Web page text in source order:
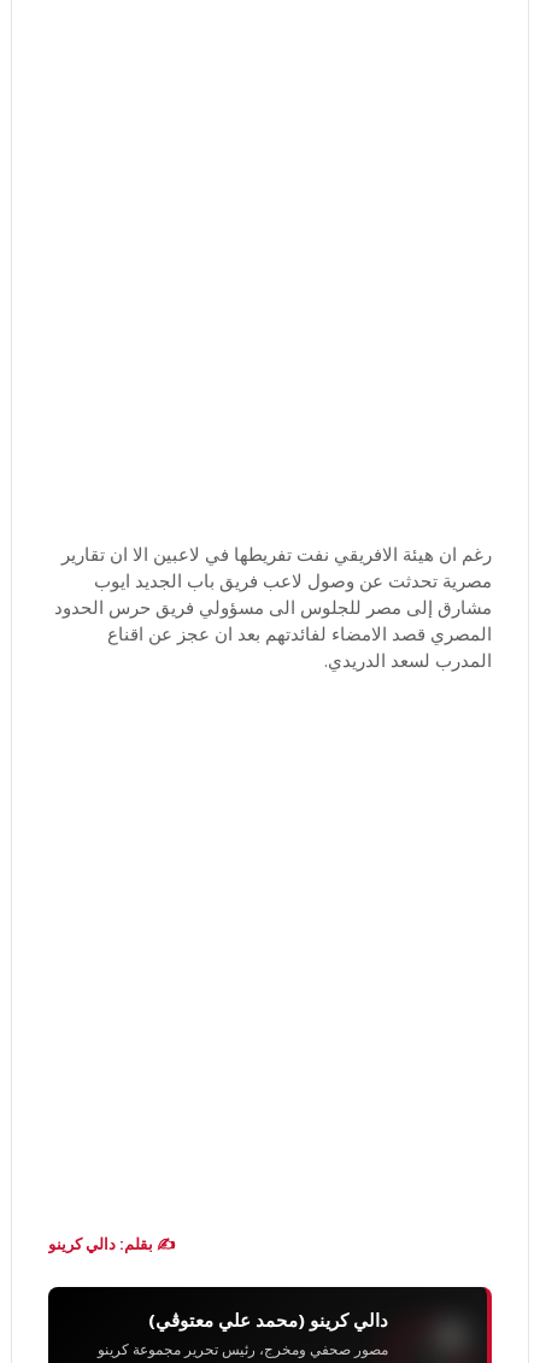
رغم ان هيئة الافريقي نفت تفريطها في لاعبين الا ان تقارير
مصرية تحدثت عن وصول لاعب فريق باب الجديد ايوب
مشارق إلى مصر للجلوس الى مسؤولي فريق حرس الحدود
المصري قصد الامضاء لفائدتهم بعد ان عجز عن اقناع
المدرب لسعد الدريدي.
✍️ بقلم: دالي كرينو
دالي كرينو (محمد علي معتوڨي)
مصور صحفي ومخرج، رئيس تحرير مجموعة كرينو